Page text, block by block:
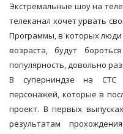
Экстремальные шоу на
телеканал хочет урвать
Программы, в которых
возраста, будут
популярность, довольно
В суперниндзе на СТС
персонажей, которые в
проект. В первых
результатам